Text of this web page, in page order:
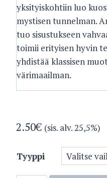
yksityiskohtiin luo
mystisen tunnelman.
tuo sisustukseen
toimii erityisen hyvin
yhdistää klassisen
värimaailman.
2.50€ (sis. alv. 25,5%)
Tyyppi